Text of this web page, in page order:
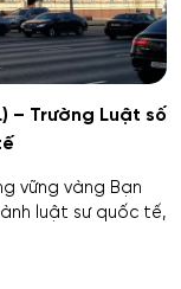
thi pháp luật
– Trường Luật số
vững vàng Bạn
luật sư quốc tế,